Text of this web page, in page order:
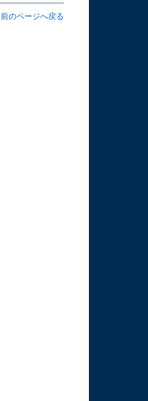
前のページへ戻る